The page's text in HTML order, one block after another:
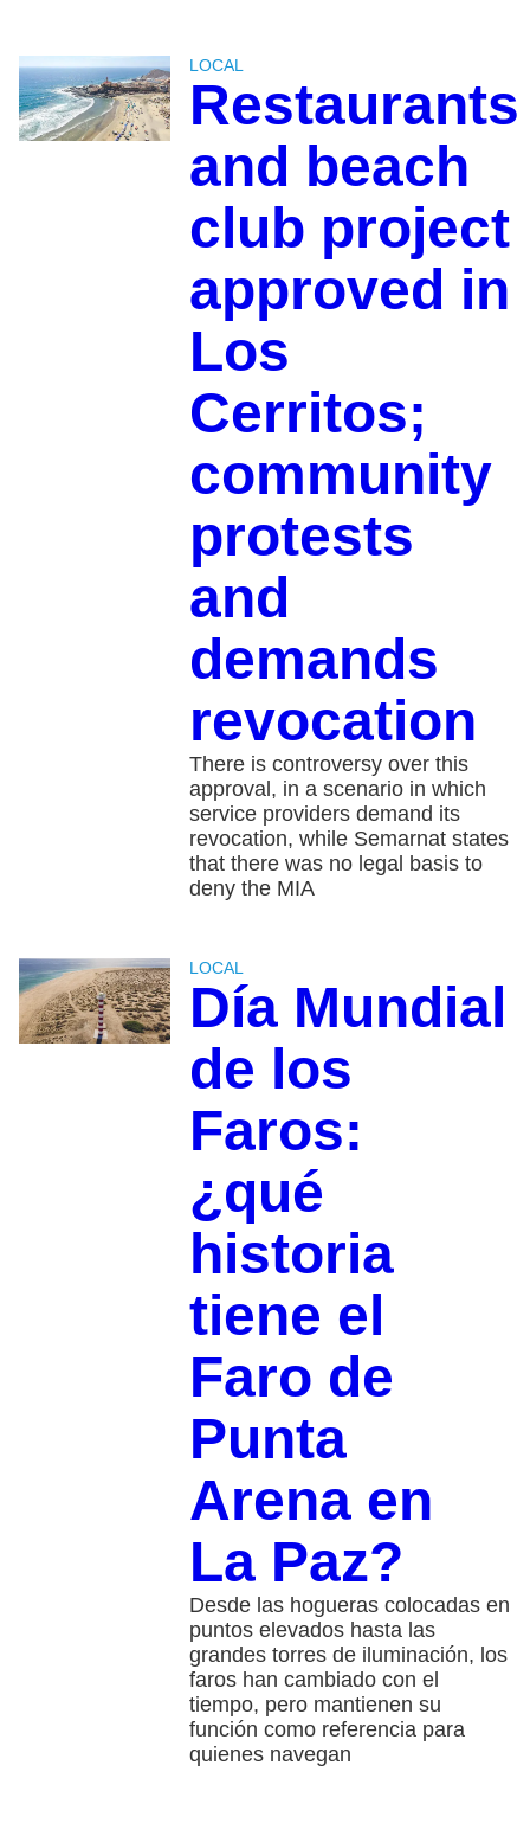
LOCAL
Restaurants
and beach
club project
approved in
Los
Cerritos;
community
protests
and
demands
revocation
There is controversy over this
approval, in a scenario in which
service providers demand its
revocation, while Semarnat states
that there was no legal basis to
deny the MIA
LOCAL
Día Mundial
de los
Faros:
¿qué
historia
tiene el
Faro de
Punta
Arena en
La Paz?
Desde las hogueras colocadas en
puntos elevados hasta las
grandes torres de iluminación, los
faros han cambiado con el
tiempo, pero mantienen su
función como referencia para
quienes navegan